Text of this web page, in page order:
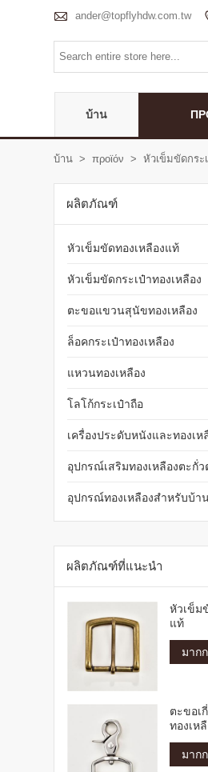
 ander@topflyhdw.com.tw
บ้าน
บ้าน > προϊόν > หัวเข็มขัดกระ
ผลิตภัณฑ์
หัวเข็มขัดทองเหลืองแท้
หัวเข็มขัดกระเป๋าทองเหลือง
ตะขอแขวนสุนัขทองเหลือง
ล็อคกระเป๋าทองเหลือง
แหวนทองเหลือง
โลโก้กระเป๋าถือ
เครื่องประดับหนังและทองเห
อุปกรณ์เสริมทองเหลืองตะกั่ว
อุปกรณ์ทองเหลืองสำหรับบ้า
ผลิตภัณฑ์ที่แนะนำ
หัวเข็ม
แท้
มาก
ตะขอเ
ทองเห
มาก